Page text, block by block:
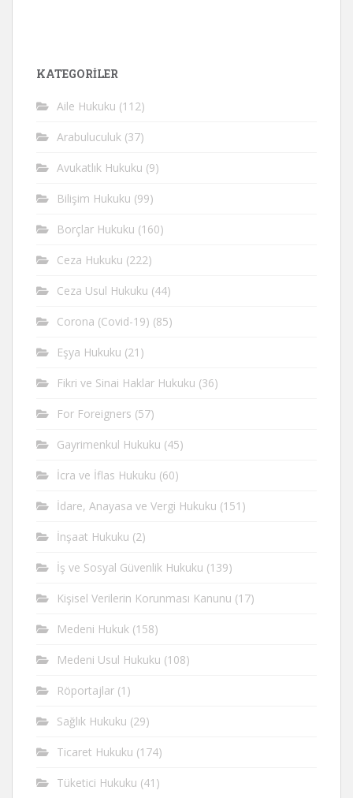
KATEGORİLER
Aile Hukuku (112)
Arabuluculuk (37)
Avukatlık Hukuku (9)
Bilişim Hukuku (99)
Borçlar Hukuku (160)
Ceza Hukuku (222)
Ceza Usul Hukuku (44)
Corona (Covid-19) (85)
Eşya Hukuku (21)
Fikri ve Sinai Haklar Hukuku (36)
For Foreigners (57)
Gayrimenkul Hukuku (45)
İcra ve İflas Hukuku (60)
İdare, Anayasa ve Vergi Hukuku (151)
İnşaat Hukuku (2)
İş ve Sosyal Güvenlik Hukuku (139)
Kişisel Verilerin Korunması Kanunu (17)
Medeni Hukuk (158)
Medeni Usul Hukuku (108)
Röportajlar (1)
Sağlık Hukuku (29)
Ticaret Hukuku (174)
Tüketici Hukuku (41)